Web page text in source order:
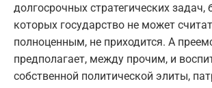
долгосрочных стратегических задач,
которых государство не может
полноценным, не приходится. А
предполагает, между прочим, и
собственной политической элиты,